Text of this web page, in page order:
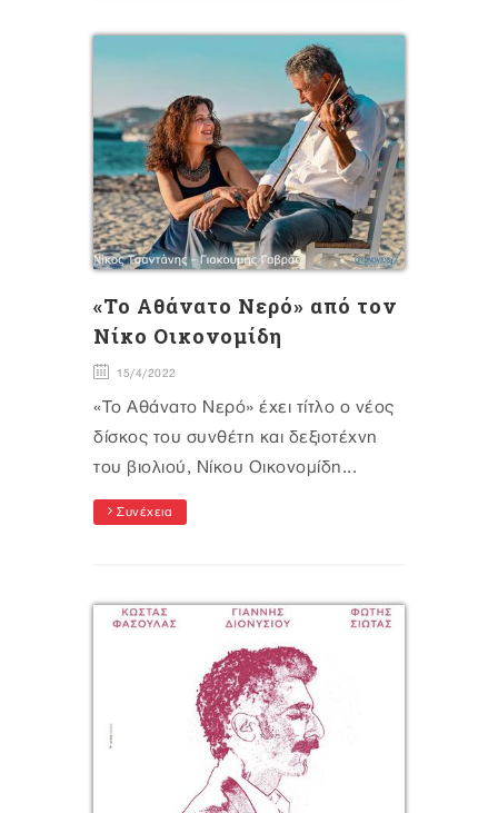
«Το Αθάνατο Νερό» από τον
Νίκο Οικονομίδη
15/4/2022
«Το Αθάνατο Νερό» έχει τίτλο ο νέος
δίσκος του συνθέτη και δεξιοτέχνη
του βιολιού, Νίκου Οικονομίδη...
Συνέχεια